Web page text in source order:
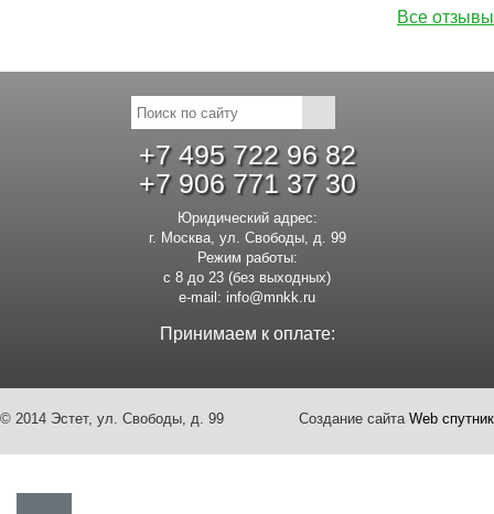
Все отзывы
+7 495 722 96 82
+7 906 771 37 30
Юридический адрес:
г. Москва, ул. Свободы, д. 99
Режим работы:
с 8 до 23 (без выходных)
e-mail: info@mnkk.ru
Принимаем к оплате:
© 2014 Эстет, ул. Свободы, д. 99 Создание сайта Web спутник